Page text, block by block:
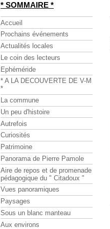
* SOMMAIRE *
Accueil
Prochains événements
Actualités locales
Le coin des lecteurs
Ephéméride
* A LA DECOUVERTE DE V-M
*
La commune
Un peu d'histoire
Autrefois
Curiosités
Patrimoine
Panorama de Pierre Pamole
Aire de repos et de promenade
pédagogique du " Citadoux "
Vues panoramiques
Paysages
Sous un blanc manteau
Aux environs